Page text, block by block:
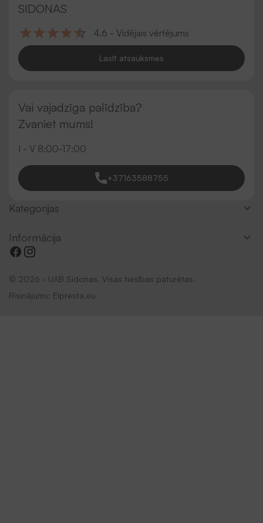
SIDONAS
4.6 - Vidējais vērtējums
Lasīt atsauksmes
Vai vajadzīga palīdzība?
Zvaniet mums!
I - V 8:00-17:00
+37163588755
Kategorijas
Informācija
© 2026 - UAB Sidonas. Visas tiesības paturētas.
Risinājums: Elpresta.eu